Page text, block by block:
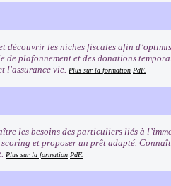
les niches fiscales afin
plafonnement et des donations
l'assurance vie. Plus sur la formation PdF.
les besoins des particuliers liés à
et proposer un prêt adapté.
Plus sur la formation PdF.